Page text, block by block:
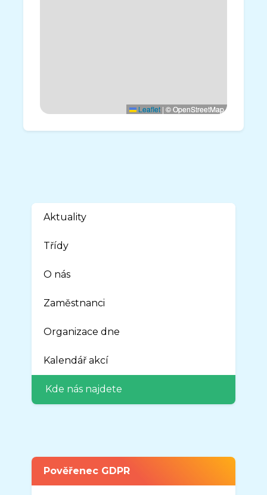
Leaflet | © OpenStreetMap
Aktuality
Třídy
O nás
Zaměstnanci
Organizace dne
Kalendář akcí
Kde nás najdete
Pověřenec GDPR